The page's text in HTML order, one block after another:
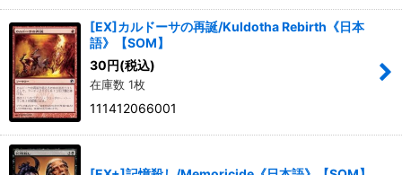
[EX]カルドーサの再誕/Kuldotha Rebirth《日本
語》【SOM】
30円(税込)
在庫数 1枚
111412066001